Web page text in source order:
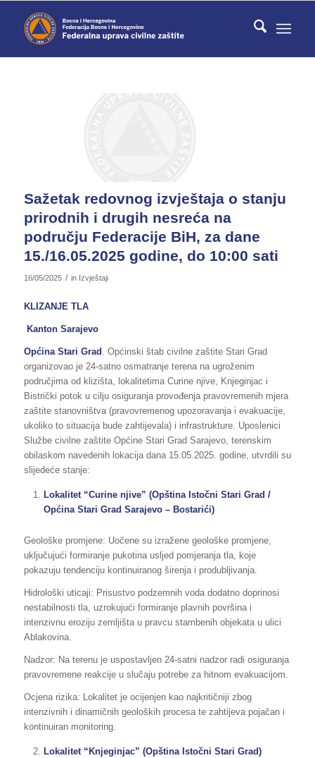
Sažetak redovnog izvještaja o stanju
prirodnih i drugih nesreća na
području Federacije BiH, za dane
15./16.05.2025 godine, do 10:00 sati
16/05/2025 / in Izvještaji
KLIZANJE TLA
Kanton Sarajevo
Općina Stari Grad
. Općinski štab civilne zaštite Stari Grad
organizovao je 24-satno osmatranje terena na ugroženim
područjima od klizišta, lokalitetima Curine njive, Knjeginjac i
Bistrički potok u cilju osiguranja provođenja pravovremenih mjera
zaštite stanovništva (pravovremenog upozoravanja i evakuacije,
ukoliko to situacija bude zahtijevala) i infrastrukture. Uposlenici
Službe civilne zaštite Općine Stari Grad Sarajevo, terenskim
obilaskom navedenih lokacija dana 15.05.2025. godine, utvrdili su
slijedeće stanje:
Lokalitet “Curine njive” (Opština Istočni Stari Grad /
Općina Stari Grad Sarajevo – Bostarići)
Geološke promjene: Uočene su izražene geološke promjene,
uključujući formiranje pukotina usljed pomjeranja tla, koje
pokazuju tendenciju kontinuiranog širenja i produbljivanja.
Hidrološki uticaji: Prisustvo podzemnih voda dodatno doprinosi
nestabilnosti tla, uzrokujući formiranje plavnih površina i
intenzivnu eroziju zemljišta u pravcu stambenih objekata u ulici
Ablakovina.
Nadzor: Na terenu je uspostavljen 24-satni nadzor radi osiguranja
pravovremene reakcije u slučaju potrebe za hitnom evakuacijom.
Ocjena rizika: Lokalitet je ocijenjen kao najkritičniji zbog
intenzivnih i dinamičnih geoloških procesa te zahtijeva pojačan i
kontinuiran monitoring.
Lokalitet “Knjeginjac” (Opština Istočni Stari Grad)